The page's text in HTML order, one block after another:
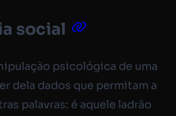
social
psicológica de uma
dela dados que permitam a
palavras: é aquele ladrão